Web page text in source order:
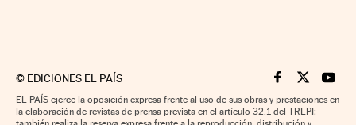
© EDICIONES EL PAÍS Cinco Días en
Cinco Días
Cinco
EL PAÍS ejerce la oposición expresa frente al uso de sus obras y prestaciones en
la elaboración de revistas de prensa prevista en el artículo 32.1 del TRLPI;